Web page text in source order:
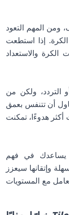
ومن المهم التعود
إذا استطعت
الكرة والاستعداد
التردد، ولكن من
أن تتنفس بعمق
أكثر هدوءًا، تمكنت
يساعدك في فهم
وإتقانها سيعزز
مع المستويات